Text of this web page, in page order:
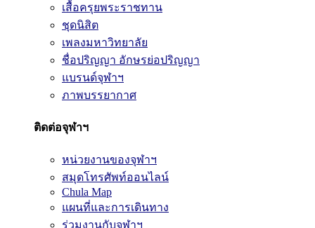
เสื้อครุยพระราชทาน
ชุดนิสิต
เพลงมหาวิทยาลัย
ชื่อปริญญา อักษรย่อปริญญา
แบรนด์จุฬาฯ
ภาพบรรยากาศ
ติดต่อจุฬาฯ
หน่วยงานของจุฬาฯ
สมุดโทรศัพท์ออนไลน์
Chula Map
แผนที่และการเดินทาง
ร่วมงานกับจุฬาฯ